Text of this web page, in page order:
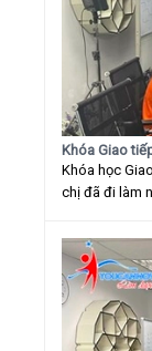
Khóa Giao
Khóa học
chị đã đi làm